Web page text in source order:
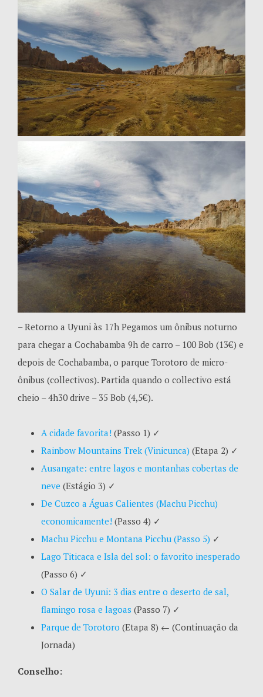
– Retorno a Uyuni às 17h Pegamos um ônibus noturno
para chegar a Cochabamba 9h de carro – 100 Bob (13€) e
depois de Cochabamba, o parque Torotoro de micro-
ônibus (collectivos). Partida quando o collectivo está
cheio – 4h30 drive – 35 Bob (4,5€).
A cidade favorita!(Passo 1) ✓
Rainbow Mountains Trek (Vinicunca) (Etapa 2) ✓
Ausangate: entre lagos e montanhas cobertas de
neve (Estágio 3) ✓
De Cuzco a Águas Calientes (Machu Picchu)
economicamente!(Passo 4) ✓
Machu Picchu e Montana Picchu (Passo 5) ✓
Lago Titicaca e Isla del sol: o favorito inesperado
(Passo 6) ✓
O Salar de Uyuni: 3 dias entre o deserto de sal,
flamingo rosa e lagoas (Passo 7) ✓
Parque de Torotoro (Etapa 8) ← (Continuação da
Jornada)
Conselho: